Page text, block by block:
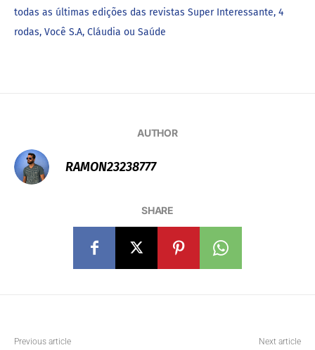
todas as últimas edições das revistas Super Interessante, 4
rodas, Você S.A, Cláudia ou Saúde
AUTHOR
RAMON23238777
SHARE
Previous article
Next article